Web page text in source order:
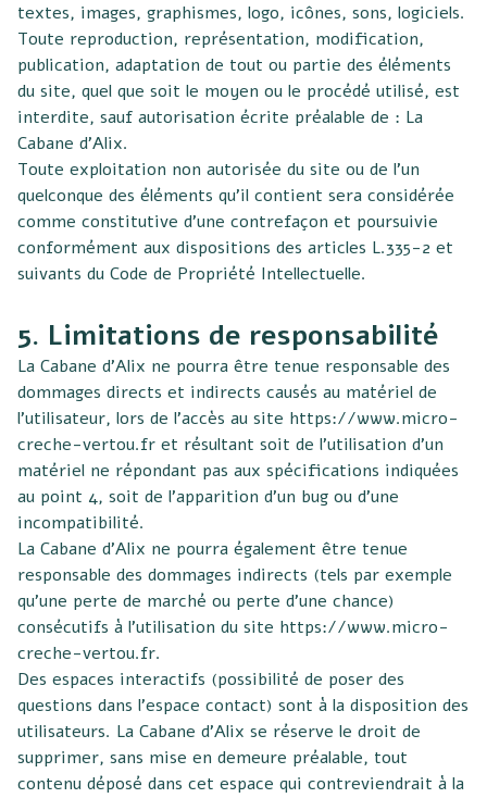
textes, images, graphismes, logo, icônes, sons, logiciels.
Toute reproduction, représentation, modification,
publication, adaptation de tout ou partie des éléments
du site, quel que soit le moyen ou le procédé utilisé, est
interdite, sauf autorisation écrite préalable de : La
Cabane d’Alix.
Toute exploitation non autorisée du site ou de l’un
quelconque des éléments qu’il contient sera considérée
comme constitutive d’une contrefaçon et poursuivie
conformément aux dispositions des articles L.335-2 et
suivants du Code de Propriété Intellectuelle.
5. Limitations de responsabilité
La Cabane d’Alix ne pourra être tenue responsable des
dommages directs et indirects causés au matériel de
l’utilisateur, lors de l’accès au site https://www.micro-
creche-vertou.fr et résultant soit de l’utilisation d’un
matériel ne répondant pas aux spécifications indiquées
au point 4, soit de l’apparition d’un bug ou d’une
incompatibilité.
La Cabane d’Alix ne pourra également être tenue
responsable des dommages indirects (tels par exemple
qu’une perte de marché ou perte d’une chance)
consécutifs à l’utilisation du site https://www.micro-
creche-vertou.fr.
Des espaces interactifs (possibilité de poser des
questions dans l’espace contact) sont à la disposition des
utilisateurs. La Cabane d’Alix se réserve le droit de
supprimer, sans mise en demeure préalable, tout
contenu déposé dans cet espace qui contreviendrait à la